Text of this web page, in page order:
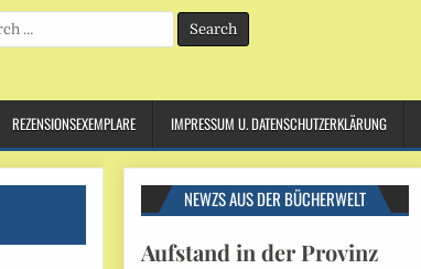
REZENSIONSEXEMPLARE IMPRESSUM U. DATENSCHUTZERKLÄRUNG
NEWZS AUS DER BÜCHERWELT
Aufstand in der Provinz